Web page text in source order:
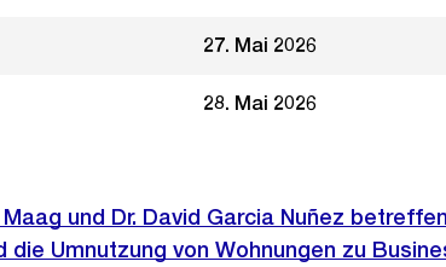
27. Mai 2026
28. Mai 2026
und Dr. David Garcia Nuñez
die Umnutzung von Wohnungen zu